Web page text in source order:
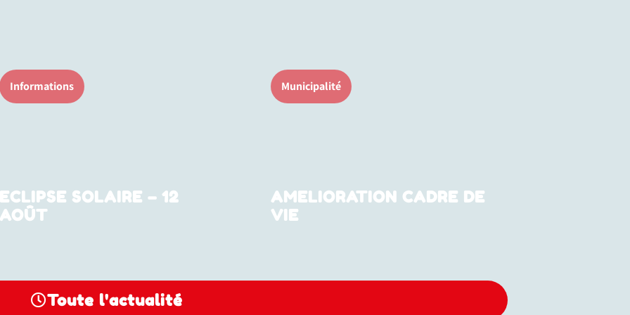
SOLAIRE – 12
Informations
AMELIORATION CADRE DE
VIE
Municipalité
Toute l'actualité